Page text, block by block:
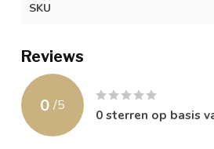
SKU
Reviews
0 /5
0sterren op basis